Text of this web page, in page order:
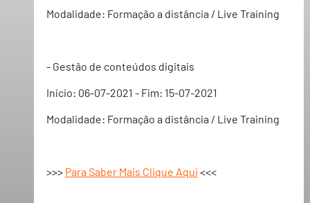
Modalidade: Formação a distância / Live Training
- Gestão de conteúdos digitais
Início: 06-07-2021 - Fim: 15-07-2021
Modalidade: Formação a distância / Live Training
>>> Para Saber Mais Clique Aqui <<<